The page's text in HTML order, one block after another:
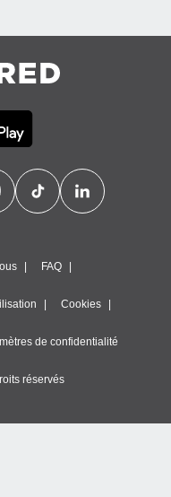
FAQ
Cookies
de confidentialité
réservés